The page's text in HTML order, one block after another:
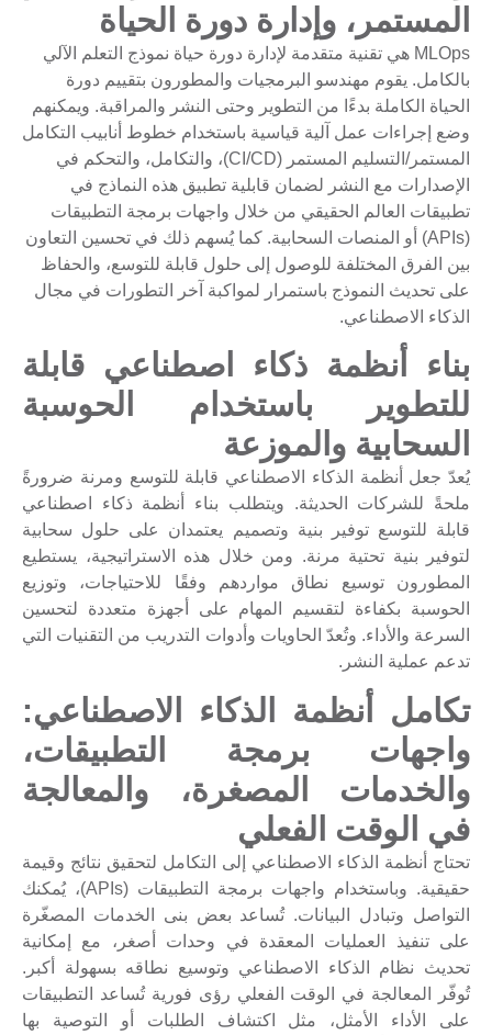
المستمر، وإدارة دورة الحياة
MLOps هي تقنية متقدمة لإدارة دورة حياة نموذج التعلم الآلي
بالكامل. يقوم مهندسو البرمجيات والمطورون بتقييم دورة
الحياة الكاملة بدءًا من التطوير وحتى النشر والمراقبة. ويمكنهم
وضع إجراءات عمل آلية قياسية باستخدام خطوط أنابيب التكامل
المستمر/التسليم المستمر (CI/CD)، والتكامل، والتحكم في
الإصدارات مع النشر لضمان قابلية تطبيق هذه النماذج في
تطبيقات العالم الحقيقي من خلال واجهات برمجة التطبيقات
(APIs) أو المنصات السحابية. كما يُسهم ذلك في تحسين التعاون
بين الفرق المختلفة للوصول إلى حلول قابلة للتوسع، والحفاظ
على تحديث النموذج باستمرار لمواكبة آخر التطورات في مجال
الذكاء الاصطناعي.
بناء أنظمة ذكاء اصطناعي قابلة
للتطوير باستخدام الحوسبة
السحابية والموزعة
يُعدّ جعل أنظمة الذكاء الاصطناعي قابلة للتوسع ومرنة ضرورةً
ملحةً للشركات الحديثة. ويتطلب بناء أنظمة ذكاء اصطناعي
قابلة للتوسع توفير بنية وتصميم يعتمدان على حلول سحابية
لتوفير بنية تحتية مرنة. ومن خلال هذه الاستراتيجية، يستطيع
المطورون توسيع نطاق مواردهم وفقًا للاحتياجات، وتوزيع
الحوسبة بكفاءة لتقسيم المهام على أجهزة متعددة لتحسين
السرعة والأداء. وتُعدّ الحاويات وأدوات التدريب من التقنيات التي
تدعم عملية النشر.
تكامل أنظمة الذكاء الاصطناعي:
واجهات برمجة التطبيقات،
والخدمات المصغرة، والمعالجة
في الوقت الفعلي
تحتاج أنظمة الذكاء الاصطناعي إلى التكامل لتحقيق نتائج وقيمة
حقيقية. وباستخدام واجهات برمجة التطبيقات (APIs)، يُمكنك
التواصل وتبادل البيانات. تُساعد بعض بنى الخدمات المصغّرة
على تنفيذ العمليات المعقدة في وحدات أصغر، مع إمكانية
تحديث نظام الذكاء الاصطناعي وتوسيع نطاقه بسهولة أكبر.
تُوفّر المعالجة في الوقت الفعلي رؤى فورية تُساعد التطبيقات
على الأداء الأمثل، مثل اكتشاف الطلبات أو التوصية بها